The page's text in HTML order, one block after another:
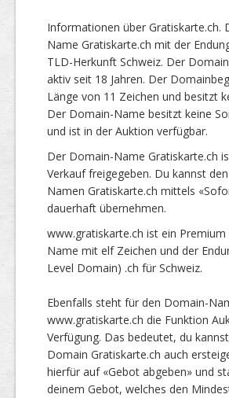
Informationen über Gratiskarte.ch.
Name Gratiskarte.ch mit der
TLD-Herkunft Schweiz. Der
aktiv seit 18 Jahren. Der
Länge von 11 Zeichen und besitzt
Der Domain-Name besitzt keine
und ist in der Auktion verfügbar.
Der Domain-Name Gratiskarte.ch
Verkauf freigegeben. Du kannst
Namen Gratiskarte.ch mittels
dauerhaft übernehmen.
www.gratiskarte.ch ist ein
Name mit elf Zeichen und der
Level Domain) .ch für Schweiz.
Ebenfalls steht für den Domain-
www.gratiskarte.ch die Funktion
Verfügung. Das bedeutet, du
Domain Gratiskarte.ch auch
hierfür auf «Gebot abgeben» und
deinem Gebot, welches den